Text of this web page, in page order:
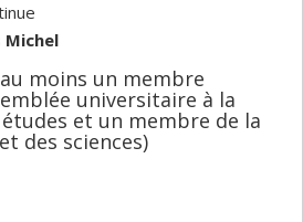
Michel
moins un membre
universitaire à la
et un membre de la
des sciences)